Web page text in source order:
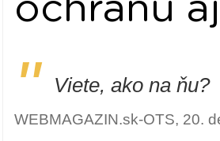
ochranu
" Viete, ako na ňu?
WEBMAGAZIN.sk-OTS, 20.